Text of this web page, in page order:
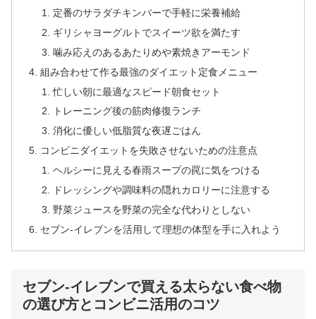
定番のサラダチキンバーで手軽に栄養補給
ギリシャヨーグルトでスイーツ欲を満たす
噛み応えのあるあたりめや素焼きアーモンド
組み合わせて作る最強のダイエット定食メニュー
忙しい朝に最適なスピード朝食セット
トレーニング後の筋肉修復ランチ
消化に優しい低脂質な夜遅ごはん
コンビニダイエットを失敗させないための注意点
ヘルシーに見える春雨スープの罠に気をつける
ドレッシングや調味料の隠れカロリーに注意する
野菜ジュースを野菜の完全な代わりとしない
セブン-イレブンを活用して理想の体型を手に入れよう
セブン-イレブンで買える太らない食べ物
の選び方とコンビニ活用のコツ